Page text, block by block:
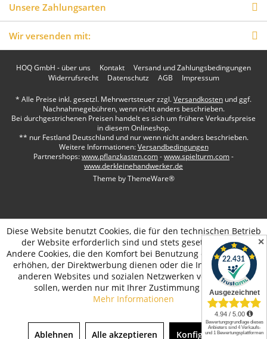
✕
Unsere Zahlungsarten
Wir versenden mit:
HOQ GmbH - über uns Kontakt
Versand und Zahlungsbedingungen
Widerrufsrecht
Datenschutz AGB Impressum
* Alle Preise inkl. gesetzl. Mehrwertsteuer zzgl.Versandkosten und ggf.
Nachnahmegebühren, wenn nicht anders beschrieben.
Bei durchgestrichenen Preisen handelt es sich um frühere Verkaufspreise
in diesem Onlineshop.
** nur Festland Deutschland und nur wenn nicht anders beschrieben.
Weitere Informationen:Versandbedingungen
Partnershops:www.pflanzkasten.com-www.spielturm.com-
www.derkleinehandwerker.de
Theme byThemeWare®
Diese Website benutzt Cookies, die für den technischen Betrieb
der Website erforderlich sind und stets gesetzt werden.
Andere Cookies, die den Komfort bei Benutzung dieser Website
erhöhen, der Direktwerbung dienen oder die Interaktion mit
anderen Websites und sozialen Netzwerken vereinfachen
sollen, werden nur mit Ihrer Zustimmung gesetzt.
Mehr Informationen
Ablehnen Alle akzeptieren Konfigurieren